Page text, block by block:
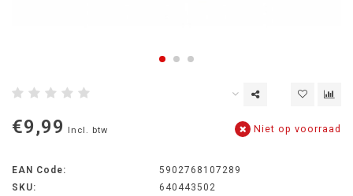
€9,99 Incl. btw Niet op voorraad
EAN Code:
5902768107289
SKU:
640443502